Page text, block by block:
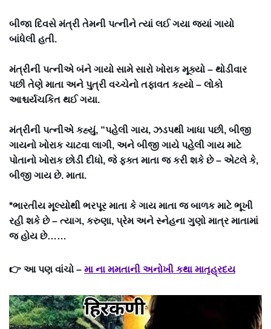
બીજા દિવસે મંત્રી તેમની પત્નીને ત્યાં લઈ ગયા જ્યાં ગાયો
બાંધેલી હતી.
મંત્રીની પત્નીએ બંને ગાયો સામે સારો ખોરાક મૂક્યો – થોડીવાર
પછી તેણે માતા અને પુત્રી વચ્ચેનો તફાવત કહ્યો – લોકો
આશ્ચર્યચકિત થઈ ગયા.
મંત્રીની પત્નીએ કહ્યું, “પહેલી ગાય, ઝડપથી ખાધા પછી, બીજી
ગાયનો ખોરાક ચાટવા લાગી, અને બીજી ગાયે પહેલી ગાય માટે
પોતાનો ખોરાક છોડી દીધો, જે ફક્ત માતા જ કરી શકે છે – એટલે કે,
બીજી ગાય છે. માતા.
*ભારતીય મૂલ્યોથી ભરપૂર માતા કે ગાય માતા જ બાળક માટે ભૂખી
રહી શકે છે – ત્યાગ, કરુણા, પ્રેમ અને સ્નેહના ગુણો માત્ર માતામાં
જ હોય ​​છે……
👉 આ પણ વાંચો – મા ના મમતાની અનોખી કથા માતૃહ્રદય